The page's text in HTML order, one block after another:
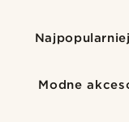
Modne